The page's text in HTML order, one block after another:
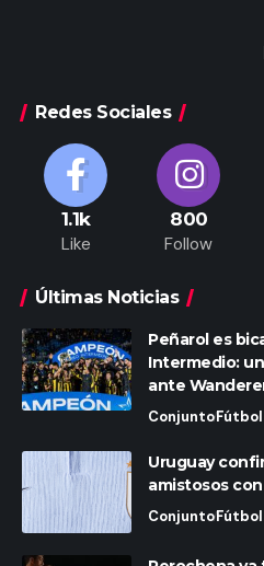
Redes Sociales
1.1k
Like
800
Follow
Últimas Noticias
Peñarol es
Intermedio:
ante
ConjuntoFútbol
Uruguay
amistosos
ConjuntoFútbol